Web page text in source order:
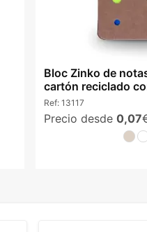
Bloc Zinko de
cartón reciclado
Ref: 13117
Precio desde 0,07